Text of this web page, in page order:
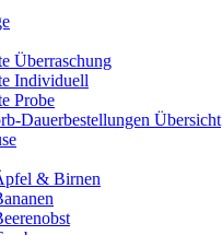
Überraschung
Individuell
Probe
Dauerbestellungen Übersicht
& Birnen